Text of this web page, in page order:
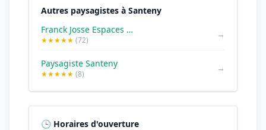
Autres paysagistes à Santeny
Franck Josse Espaces verts 94
★★★★★ (72)
→
Paysagiste Santeny
★★★★★ (8)
→
🕒 Horaires d'ouverture